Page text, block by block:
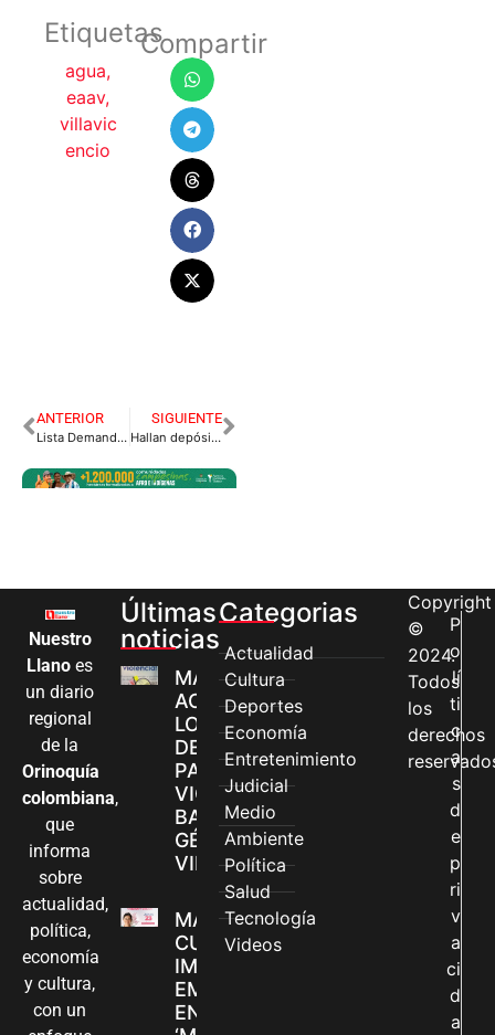
Etiquetas
agua,
eaav,
villavic
encio
Compartir
ANTERIOR
Lista Demanda para Restituir 5.255 Hectáreas del Territorio Indígena La Sal, en Meta
SIGUIENTE
Hallan depósito de elementos de comunicación de alias Gentil Duarte.
Nuestro
Llano es
un diario
regional
de la
Orinoquía
colombiana,
que
informa
sobre
actualidad,
política,
economía
y cultura,
con un
Últimas
noticias
MÁS MUJERES
ACCEDEN A
LOS CANALES
DE ATENCIÓN
PARA
VIOLENCIAS
BASADAS EN
GÉNERO EN
VILLAVICENCIO
MADRES
CUIDADORAS
IMPULSAN SUS
EMPRENDIMIENTOS
EN LA FERIA
Categorias
Actualidad
Cultura
Deportes
Economía
Entretenimiento
Judicial
Medio
Ambiente
Política
Salud
Tecnología
Videos
Copyright
©
2024.
Todos
los
derechos
P
o
lí
ti
c
a
s
d
e
p
ri
v
a
ci
d
a